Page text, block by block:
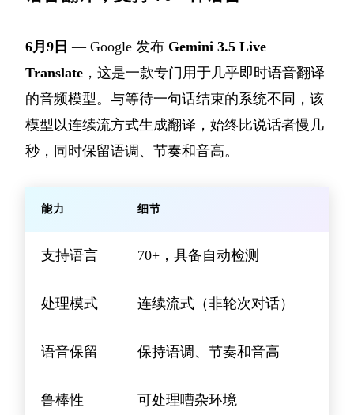
6月9日 — Google 发布 Gemini 3.5 Live
Translate ，这是一款专门用于几乎即时语音翻译
的音频模型。与等待一句话结束的系统不同，该
模型以连续流方式生成翻译，始终比说话者慢几
秒，同时保留语调、节奏和音高。
能力 细节
支持语言 70+，具备自动检测
处理模式 连续流式（非轮次对话）
语音保留 保持语调、节奏和音高
鲁棒性 可处理嘈杂环境